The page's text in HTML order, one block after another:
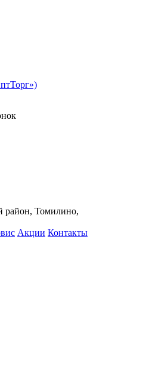
район, Томилино,
Акции Контакты